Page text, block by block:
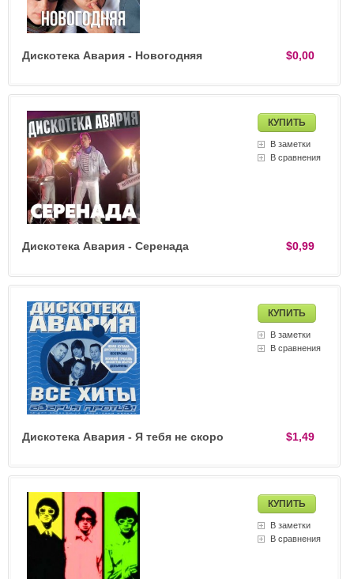
$0,00
Дискотека Авария - Новогодняя
В заметки
В сравнения
$0,99
Дискотека Авария - Серенада
В заметки
В сравнения
$1,49
Дискотека Авария - Я тебя не скоро
В заметки
В сравнения